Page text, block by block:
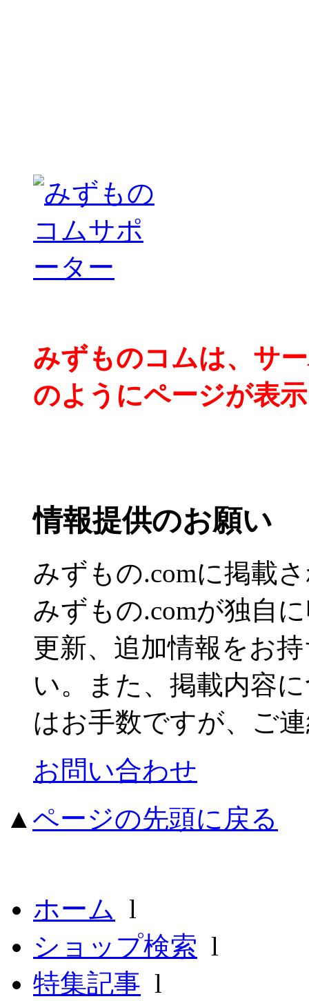
みずものコムは、サ
のようにページが表
情報提供のお願い
みずもの.comに掲載
みずもの.comが独自
更新、追加情報をお
い。また、掲載内容
はお手数ですが、ご
お問い合わせ
▲ ページの先頭に戻る
ホーム l
ショップ検索 l
特集記事 l